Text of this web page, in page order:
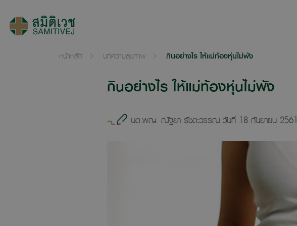
หน้าหลัก บทความสุขภาพ กินอย่างไร ให้แม่ท้องหุ่นไม่พัง
กินอย่างไร ให้แม่ท้องหุ่นไม่พัง
นต.พญ. ณัฐยา รัชตะวรรณ วันที่ 18 กันยายน 2561